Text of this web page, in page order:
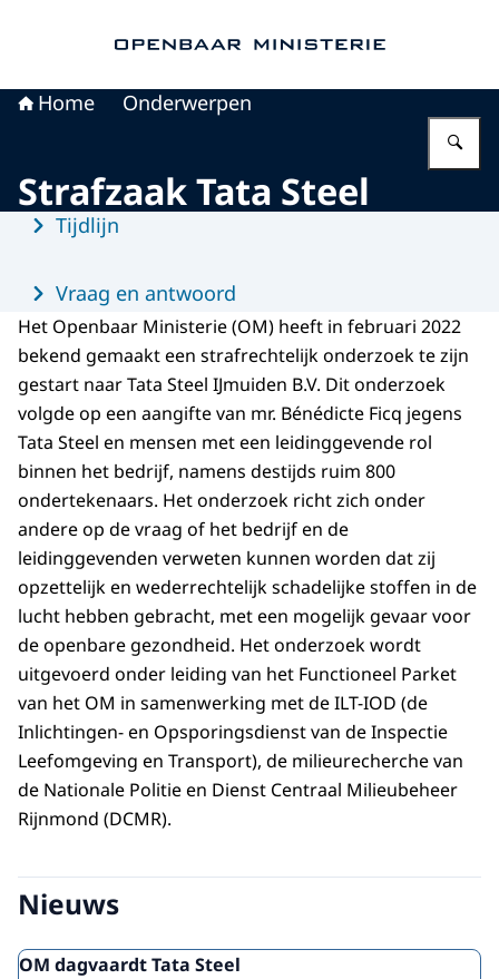
Home Onderwerpen
Strafzaak Tata Steel
MenuTijdlijn
Vraag en antwoord
Het Openbaar Ministerie (OM) heeft in februari 2022
bekend gemaakt een strafrechtelijk onderzoek te zijn
gestart naar Tata Steel IJmuiden B.V. Dit onderzoek
volgde op een aangifte van mr. Bénédicte Ficq jegens
Tata Steel en mensen met een leidinggevende rol
binnen het bedrijf, namens destijds ruim 800
ondertekenaars. Het onderzoek richt zich onder
andere op de vraag of het bedrijf en de
leidinggevenden verweten kunnen worden dat zij
opzettelijk en wederrechtelijk schadelijke stoffen in de
lucht hebben gebracht, met een mogelijk gevaar voor
de openbare gezondheid. Het onderzoek wordt
uitgevoerd onder leiding van het Functioneel Parket
van het OM in samenwerking met de ILT-IOD (de
Inlichtingen- en Opsporingsdienst van de Inspectie
Leefomgeving en Transport), de milieurecherche van
de Nationale Politie en Dienst Centraal Milieubeheer
Rijnmond (DCMR).
Nieuws
OM dagvaardt Tata Steel